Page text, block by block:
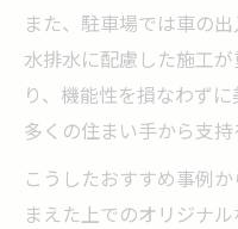
また、駐車場では車の
水排水に配慮した施工
り、機能性を損なわずに
多くの住まい手から支持
こうしたおすすめ事例
まえた上でのオリジナ